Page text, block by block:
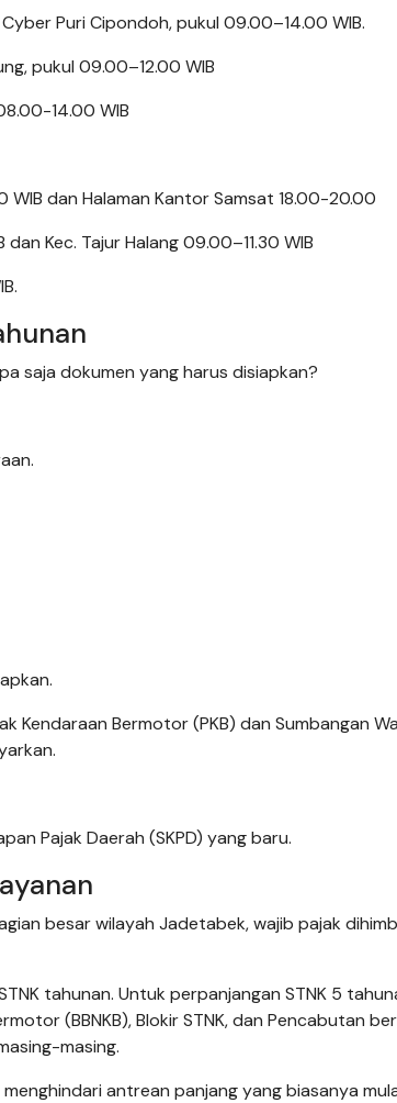
Puri Cipondoh, pukul 09.00–14.00 WIB.
pukul 09.00–12.00 WIB
14.00 WIB
WIB dan Halaman Kantor Samsat 18.00-20.00
Kec. Tajur Halang 09.00–11.30 WIB
saja dokumen yang harus disiapkan?
Kendaraan Bermotor (PKB) dan Sumbangan
Pajak Daerah (SKPD) yang baru.
besar wilayah Jadetabek, wajib pajak
tahunan. Untuk perpanjangan STNK 5
(BBNKB), Blokir STNK, dan Pencabutan
masing.
antrean panjang yang biasanya